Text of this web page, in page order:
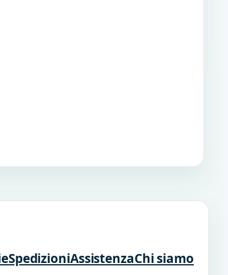
SpedizioniAssistenzaChi siamo